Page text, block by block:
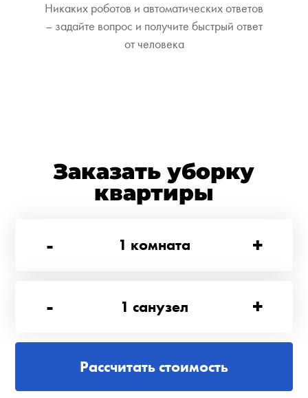
Никаких роботов и автоматических ответов
– задайте вопрос и получите быстрый ответ
от человека
Заказать уборку
квартиры
-
1 комната +
- 1 санузел +
Рассчитать стоимость